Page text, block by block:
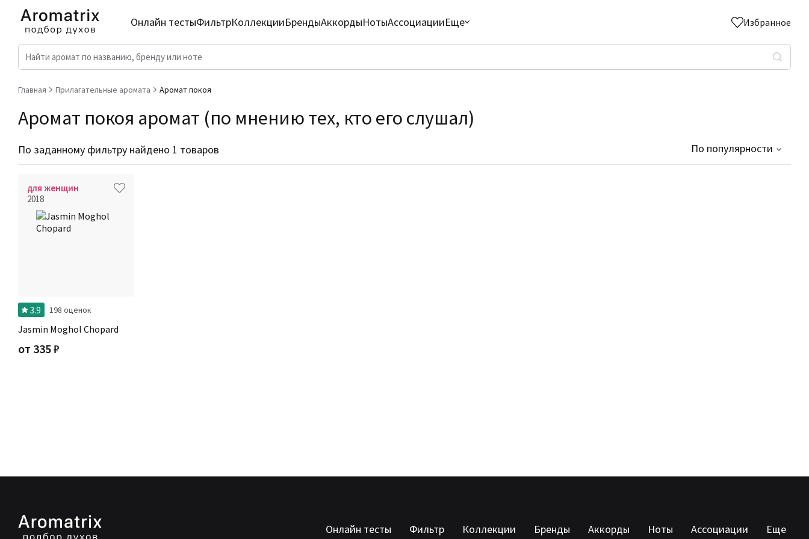
Онлайн тестыФильтрКоллекцииБрендыАккордыНотыАссоциацииЕще Избранное
Главная Прилагательные аромата Аромат покоя
Аромат покоя аромат (по мнению тех, кто его слушал)
По заданному фильтру найдено 1 товаров По популярности
для женщин
2018
3.9 198 оценок
Jasmin Moghol Chopard
от 335₽
Онлайн тесты Фильтр Коллекции Бренды Аккорды Ноты Ассоциации Еще